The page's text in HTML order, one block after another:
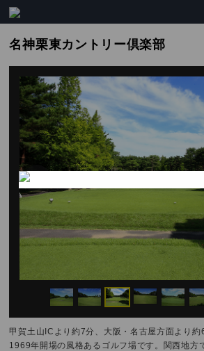
名神栗東カントリー倶楽部
甲賀土山ICより約7分、大阪・名古屋方面より約
1969年開場の風格あるゴルフ場です。関西地方